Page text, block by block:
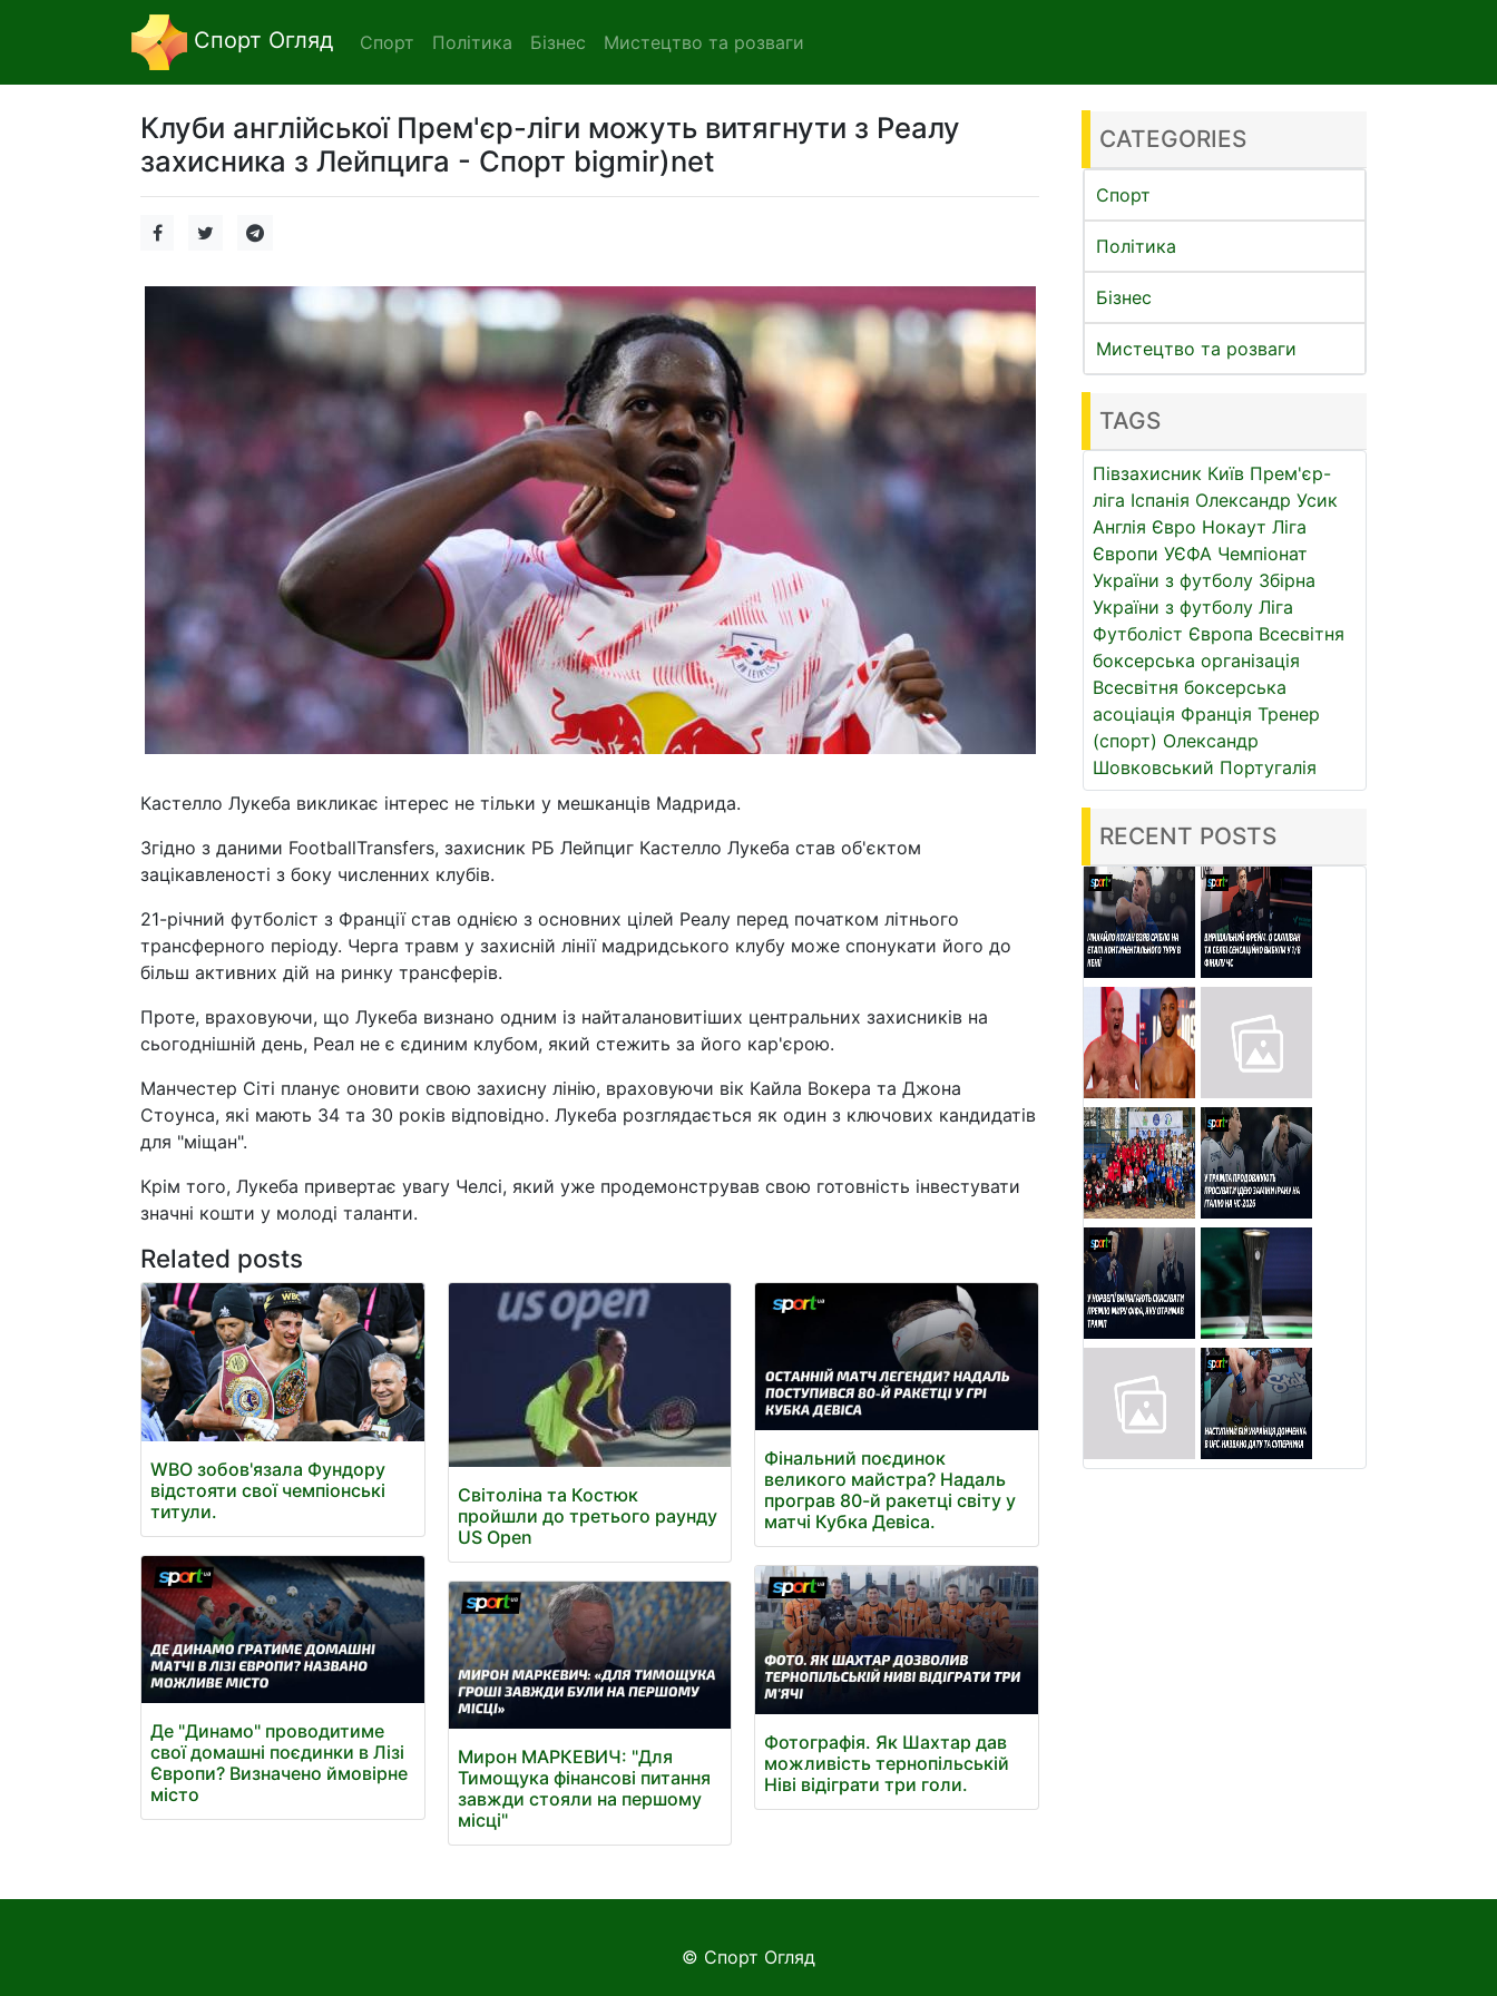
Спорт Огляд Спорт Політика Бізнес Мистецтво та розваги
Клуби англійської Прем'єр-ліги можуть витягнути з Реалу
захисника з Лейпцига - Спорт bigmir)net
Кастелло Лукеба викликає інтерес не тільки у мешканців Мадрида.
Згідно з даними FootballTransfers, захисник РБ Лейпциг Кастелло Лукеба став об'єктом
зацікавленості з боку численних клубів.
21-річний футболіст з Франції став однією з основних цілей Реалу перед початком літнього
трансферного періоду. Черга травм у захисній лінії мадридського клубу може спонукати його до
більш активних дій на ринку трансферів.
Проте, враховуючи, що Лукеба визнано одним із найталановитіших центральних захисників на
сьогоднішній день, Реал не є єдиним клубом, який стежить за його кар'єрою.
Манчестер Сіті планує оновити свою захисну лінію, враховуючи вік Кайла Вокера та Джона
Стоунса, які мають 34 та 30 років відповідно. Лукеба розглядається як один з ключових кандидатів
для "міщан".
Крім того, Лукеба привертає увагу Челсі, який уже продемонстрував свою готовність інвестувати
значні кошти у молоді таланти.
Related posts
WBO зобов'язала Фундору
відстояти свої чемпіонські
титули.
Де "Динамо" проводитиме
свої домашні поєдинки в Лізі
Європи? Визначено ймовірне
місто
Світоліна та Костюк
пройшли до третього раунду
US Open
Мирон МАРКЕВИЧ: "Для
Тимощука фінансові питання
завжди стояли на першому
місці"
Фінальний поєдинок
великого майстра? Надаль
програв 80-й ракетці світу у
матчі Кубка Девіса.
Фотографія. Як Шахтар дав
можливість тернопільській
Ніві відіграти три голи.
CATEGORIES
Спорт
Політика
Бізнес
Мистецтво та розваги
TAGS
Півзахисник Київ Прем'єр-
ліга Іспанія Олександр Усик
Англія Євро Нокаут Ліга
Європи УЄФА Чемпіонат
України з футболу Збірна
України з футболу Ліга
Футболіст Європа Всесвітня
боксерська організація
Всесвітня боксерська
асоціація Франція Тренер
(спорт) Олександр
Шовковський Португалія
RECENT POSTS
© Спорт Огляд